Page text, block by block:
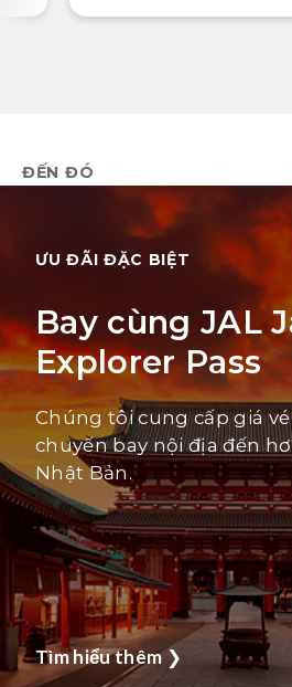
ĐẾN ĐÓ
ƯU ĐÃI ĐẶC BIỆT
Bay cùng JAL
Explorer Pass
Chúng tôi cung cấp giá
chuyến bay nội địa đến
Nhật Bản.
Tìm hiểu thêm❯